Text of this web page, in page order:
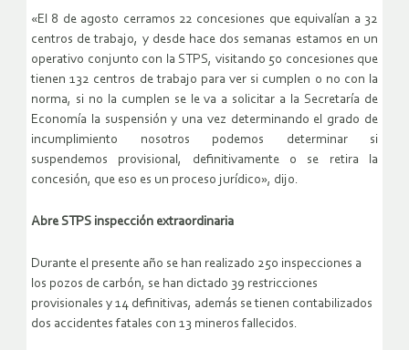
«El 8 de agosto cerramos 22 concesiones que equivalían a 32
centros de trabajo, y desde hace dos semanas estamos en un
operativo conjunto con la STPS, visitando 50 concesiones que
tienen 132 centros de trabajo para ver si cumplen o no con la
norma, si no la cumplen se le va a solicitar a la Secretaría de
Economía la suspensión y una vez determinando el grado de
incumplimiento nosotros podemos determinar si
suspendemos provisional, definitivamente o se retira la
concesión, que eso es un proceso jurídico», dijo.
Abre STPS inspección extraordinaria
Durante el presente año se han realizado 250 inspecciones a
los pozos de carbón, se han dictado 39 restricciones
provisionales y 14 definitivas, además se tienen contabilizados
dos accidentes fatales con 13 mineros fallecidos.